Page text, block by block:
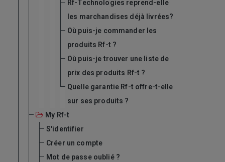
Rf-Technologies reprend-elle
les marchandises déjà livrées?
Où puis-je commander les
produits Rf-t ?
Où puis-je trouver une liste de
prix des produits Rf-t ?
Quelle garantie Rf-t offre-t-elle
sur ses produits ?
My Rf-t
S'identifier
Créer un compte
Mot de passe oublié ?